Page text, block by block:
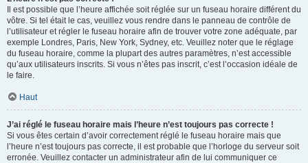
Il est possible que l’heure affichée soit réglée sur un fuseau horaire différent du
vôtre. Si tel était le cas, veuillez vous rendre dans le panneau de contrôle de
l’utilisateur et régler le fuseau horaire afin de trouver votre zone adéquate, par
exemple Londres, Paris, New York, Sydney, etc. Veuillez noter que le réglage
du fuseau horaire, comme la plupart des autres paramètres, n’est accessible
qu’aux utilisateurs inscrits. Si vous n’êtes pas inscrit, c’est l’occasion idéale de
le faire.
Haut
J’ai réglé le fuseau horaire mais l’heure n’est toujours pas correcte !
Si vous êtes certain d’avoir correctement réglé le fuseau horaire mais que
l’heure n’est toujours pas correcte, il est probable que l’horloge du serveur soit
erronée. Veuillez contacter un administrateur afin de lui communiquer ce